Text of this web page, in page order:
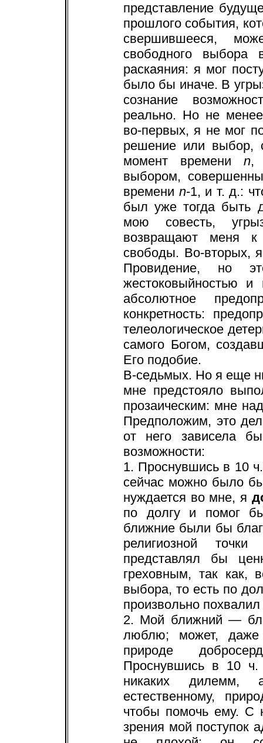
представление
прошлого события,
свершившееся,
свободного выбора
раскаяния: я мог
было бы иначе. В
сознание
реально. Но не
во-первых, я не мог
решение или выбор,
момент времени n,
выбором,
времени n-1, и т. д.:
был уже тогда быть
мою совесть,
возвращают меня к
свободы. Во-вторых,
Провидение, но
жестоковыйностью
абсолютное
конкретность:
телеологическое
самого Богом,
Его подобие.
В-седьмых. Но я еще
мне предстояло
прозаическим: мне
Предположим, это
от него зависела
возможности:
1. Проснувшись в 10
сейчас можно было
нуждается во мне, я
по долгу и помог
ближние были бы
религиозной
представлял бы
греховным, так как,
выбора, то есть по
произвольно
2. Мой ближний —
люблю; может,
природе
Проснувшись в 10 ч.
никаких дилемм,
естественному,
чтобы помочь ему. С
зрения мой поступок